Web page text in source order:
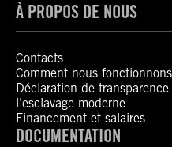
À PROPOS DE NOUS
Contacts
Comment nous fonctionnons
Déclaration de
l’esclavage moderne
Financement et salaires
DOCUMENTATION